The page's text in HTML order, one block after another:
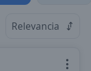
Relevancia